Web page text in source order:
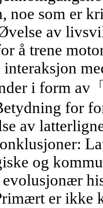
noe som er
av
å trene
i form av
for
av
og
er ikke